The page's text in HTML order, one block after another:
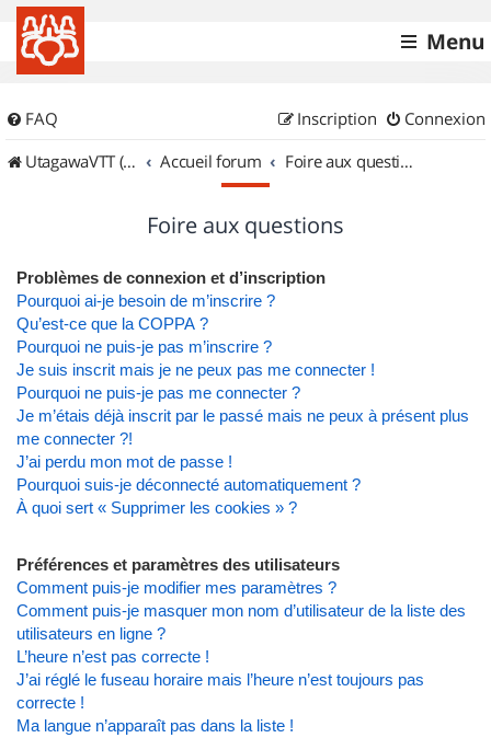
Menu
FAQ Connexion
Inscription
UtagawaVTT (Randos VTT et VTTAE avec traces GPS)
Accueil forum Foire aux questions
Foire aux questions
Problèmes de connexion et d’inscription
Pourquoi ai-je besoin de m’inscrire ?
Qu’est-ce que la COPPA ?
Pourquoi ne puis-je pas m’inscrire ?
Je suis inscrit mais je ne peux pas me connecter !
Pourquoi ne puis-je pas me connecter ?
Je m’étais déjà inscrit par le passé mais ne peux à présent plus
me connecter ?!
J’ai perdu mon mot de passe !
Pourquoi suis-je déconnecté automatiquement ?
À quoi sert « Supprimer les cookies » ?
Préférences et paramètres des utilisateurs
Comment puis-je modifier mes paramètres ?
Comment puis-je masquer mon nom d’utilisateur de la liste des
utilisateurs en ligne ?
L’heure n’est pas correcte !
J’ai réglé le fuseau horaire mais l’heure n’est toujours pas
correcte !
Ma langue n’apparaît pas dans la liste !